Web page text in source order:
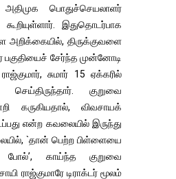
பொதுச்செயலாளர்
கூறியுள்ளார். இதுதொடர்பாக
அறிக்கையில், திருக்குவளை
பகுதியைச் சேர்ந்த முன்னோடி
சுமார் 15 ஏக்கரில்
செய்திருந்தார். குறுவை
கருகியதால், விவசாயக்
என்ற கவலையில் இருந்து
`தான் பெற்ற பிள்ளையை
போல்’, காய்ந்த குறுவை
ராஜ்குமாரே டிராக்டர் மூலம்